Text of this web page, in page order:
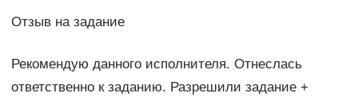
Отзыв на задание
Рекомендую данного исполнителя. Отнеслась
ответственно к заданию. Разрешили задание +